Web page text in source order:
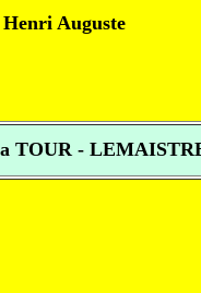
Auguste
TOUR -